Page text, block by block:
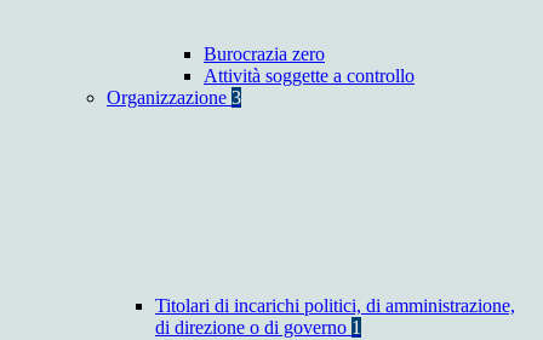
Burocrazia zero
Attività soggette a controllo
Organizzazione 3
Titolari di incarichi politici, di amministrazione,
di direzione o di governo 1